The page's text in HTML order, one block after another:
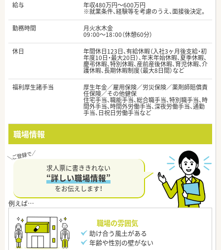
給与
年収480万円～600万円
※就業条件、経験等を考慮のうえ、面接後決定。
勤務時間
月火水木金
09：00～18：00（休憩60分）
休日
年間休日123日、有給休暇（入社3ヶ月後支給・初
年度10日・最大20日）、年末年始休暇、夏季休暇、
慶弔休暇、特別休暇、産前産後休暇、育児休暇、介
護休暇、長期休暇制度（最大8日間）など
福利厚生諸手当
厚生年金／雇用保険／労災保険／薬剤師賠償責
任保険／その他健保
住宅手当、職能手当、総合職手当、特別職手当、時
間外手当、時間外労働手当、深夜労働手当、通勤
手当、日祝日労働手当など
職場情報
求人票に書ききれない
“詳しい職場情報”
をお伝えします！
職場の雰囲気
助け合う風土がある
年齢や性別の壁がない